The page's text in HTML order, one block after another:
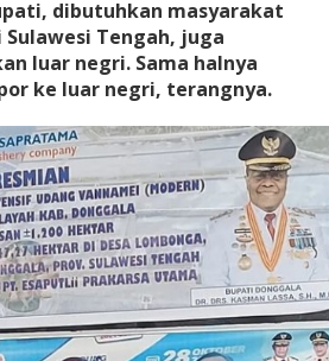
dibutuhkan masyarakat
Tengah, juga
luar negri. Sama halnya
ke luar negri, terangnya.